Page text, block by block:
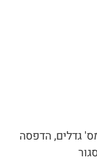
גדלים, הדפסה